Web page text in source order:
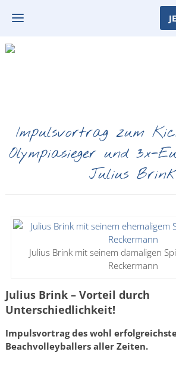
Impulsvortrag zum
Olympiasieger und 3x-
Julius Brink
Julius Brink mit seinem damaligen
Reckermann
Julius Brink – Vorteil durch
Unterschiedlichkeit!
Impulsvortrag des wohl
Beachvolleyballers aller Zeiten.